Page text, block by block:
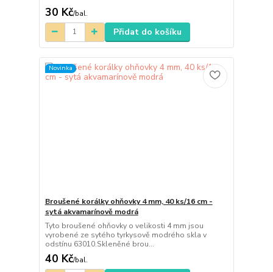
30 Kč/bal.
Přidat do košíku
Novinka
Broušené korálky ohňovky 4 mm, 40 ks/16 cm -
sytá akvamarínově modrá
Tyto broušené ohňovky o velikosti 4 mm jsou
vyrobené ze sytého tyrkysově modrého skla v
odstínu 63010.Skleněné brou...
40 Kč/bal.